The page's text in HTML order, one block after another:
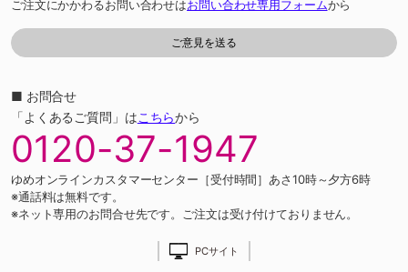
ご注文にかかわるお問い合わせはお問い合わせ専用フォームから
■ お問合せ
「よくあるご質問」はこちらから
0120-37-1947
ゆめオンラインカスタマーセンター［受付時間］あさ10時～夕方6時
※通話料は無料です。
※ネット専用のお問合せ先です。ご注文は受け付けておりません。
PCサイト